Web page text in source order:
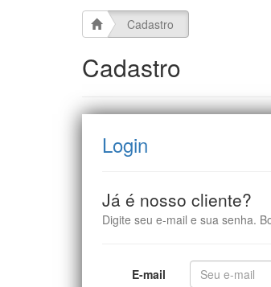
Cadastro
Cadastro
Login
Já é nosso cliente?
Digite seu e-mail e sua senha.
E-mail